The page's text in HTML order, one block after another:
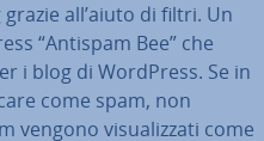
all’aiuto di filtri. Un
“Antispam Bee” che
i blog di WordPress. Se in
come spam, non
vengono vi­sua­liz­za­ti come